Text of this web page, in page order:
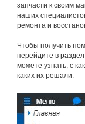
запчасти к своим
наших
ремонта и
Чтобы получить
перейдите в
можете узнать, с
каких их решали.